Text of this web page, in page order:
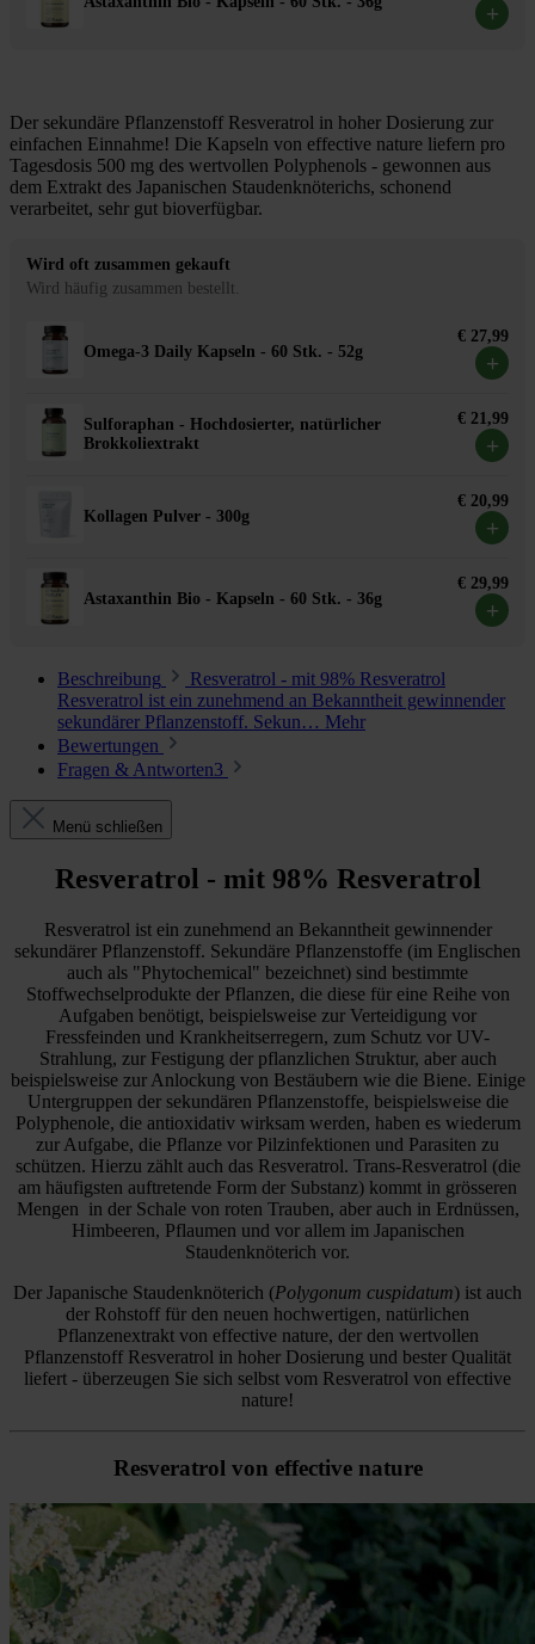
+
Der sekundäre Pflanzenstoff Resveratrol in hoher Dosierung zur
einfachen Einnahme! Die Kapseln von effective nature liefern pro
Tagesdosis 500 mg des wertvollen Polyphenols - gewonnen aus
dem Extrakt des Japanischen Staudenknöterichs, schonend
verarbeitet, sehr gut bioverfügbar.
Wird oft zusammen gekauft
Wird häufig zusammen bestellt.
Omega-3 Daily Kapseln - 60 Stk. - 52g
€ 27,99
+
Sulforaphan - Hochdosierter, natürlicher
Brokkoliextrakt
€ 21,99
+
Kollagen Pulver - 300g
€ 20,99
+
Astaxanthin Bio - Kapseln - 60 Stk. - 36g
€ 29,99
+
Beschreibung
Resveratrol - mit 98% Resveratrol
Resveratrol ist ein zunehmend an Bekanntheit gewinnender
sekundärer Pflanzenstoff. Sekun… Mehr
Bewertungen
Fragen & Antworten3
Menü schließen
Resveratrol - mit 98% Resveratrol
Resveratrol ist ein zunehmend an Bekanntheit gewinnender
sekundärer Pflanzenstoff. Sekundäre Pflanzenstoffe (im Englischen
auch als "Phytochemical" bezeichnet) sind bestimmte
Stoffwechselprodukte der Pflanzen, die diese für eine Reihe von
Aufgaben benötigt, beispielsweise zur Verteidigung vor
Fressfeinden und Krankheitserregern, zum Schutz vor UV-
Strahlung, zur Festigung der pflanzlichen Struktur, aber auch
beispielsweise zur Anlockung von Bestäubern wie die Biene. Einige
Untergruppen der sekundären Pflanzenstoffe, beispielsweise die
Polyphenole, die antioxidativ wirksam werden, haben es wiederum
zur Aufgabe, die Pflanze vor Pilzinfektionen und Parasiten zu
schützen. Hierzu zählt auch das Resveratrol. Trans-Resveratrol (die
am häufigsten auftretende Form der Substanz) kommt in grösseren
Mengen in der Schale von roten Trauben, aber auch in Erdnüssen,
Himbeeren, Pflaumen und vor allem im Japanischen
Staudenknöterich vor.
Der Japanische Staudenknöterich (Polygonum cuspidatum) ist auch
der Rohstoff für den neuen hochwertigen, natürlichen
Pflanzenextrakt von effective nature, der den wertvollen
Pflanzenstoff Resveratrol in hoher Dosierung und bester Qualität
liefert - überzeugen Sie sich selbst vom Resveratrol von effective
nature!
Resveratrol von effective nature